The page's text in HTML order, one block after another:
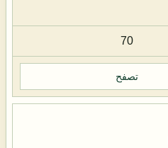
70
تصفح